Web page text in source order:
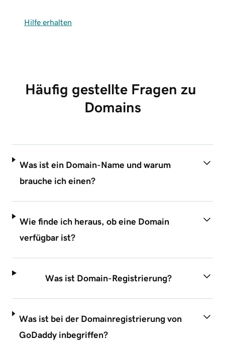
Hilfe erhalten
Häufig gestellte Fragen zu
Domains
Was ist ein Domain-Name und warum
brauche ich einen?
Wie finde ich heraus, ob eine Domain
verfügbar ist?
Was ist Domain-Registrierung?
Was ist bei der Domainregistrierung von
GoDaddy inbegriffen?